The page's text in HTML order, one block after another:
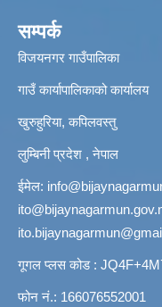
सम्पर्क
विजयनगर गाउँपालिका
गाउँ कार्यापालिकाको कार्यालय
खुरुहुरिया, कपिलवस्तु
लुम्बिनी प्रदेश , नेपाल
ईमेल:
गूगल प्लस कोड :
फोन नं.: 166076552001